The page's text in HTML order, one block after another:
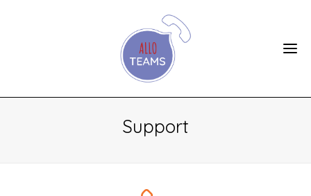
Support